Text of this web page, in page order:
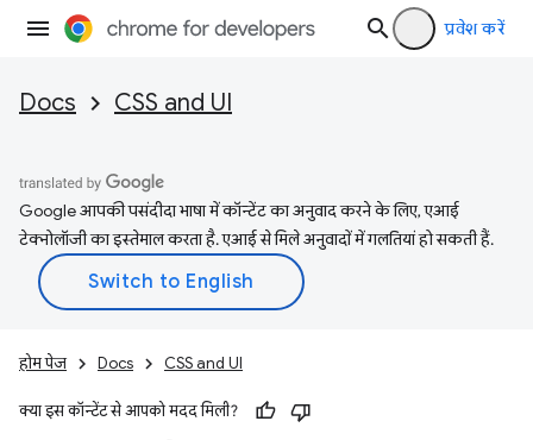
प्रवेश करें
Docs CSS and UI
Google आपकी पसंदीदा भाषा में कॉन्टेंट का अनुवाद करने के लिए, एआई
टेक्नोलॉजी का इस्तेमाल करता है. एआई से मिले अनुवादों में गलतियां हो सकती हैं.
होम पेज Docs CSS and UI
क्या इस कॉन्टेंट से आपको मदद मिली?